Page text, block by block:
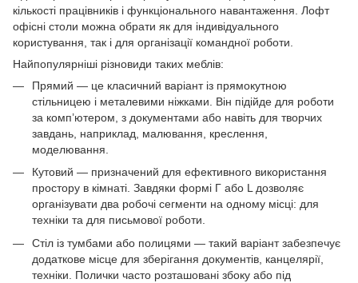
кількості працівників і функціонального навантаження. Лофт
офісні столи можна обрати як для індивідуального
користування, так і для організації командної роботи.
Найпопулярніші різновиди таких меблів:
Прямий — це класичний варіант із прямокутною
стільницею і металевими ніжками. Він підійде для роботи
за комп’ютером, з документами або навіть для творчих
завдань, наприклад, малювання, креслення,
моделювання.
Кутовий — призначений для ефективного використання
простору в кімнаті. Завдяки формі Г або L дозволяє
організувати два робочі сегменти на одному місці: для
техніки та для письмової роботи.
Стіл із тумбами або полицями — такий варіант забезпечує
додаткове місце для зберігання документів, канцелярії,
техніки. Полички часто розташовані збоку або під